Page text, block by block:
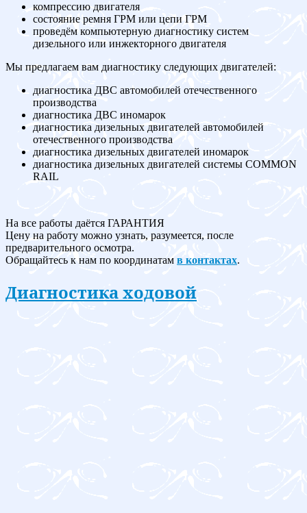
компрессию двигателя
состояние ремня ГРМ или цепи ГРМ
проведём компьютерную диагностику систем
дизельного или инжекторного двигателя
Мы предлагаем вам диагностику следующих двигателей:
диагностика ДВС автомобилей отечественного
производства
диагностика ДВС иномарок
диагностика дизельных двигателей автомобилей
отечественного производства
диагностика дизельных двигателей иномарок
диагностика дизельных двигателей системы COMMON
RAIL
На все работы даётся ГАРАНТИЯ
Цену на работу можно узнать, разумеется, после
предварительного осмотра.
Обращайтесь к нам по координатам в контактах.
Диагностика ходовой